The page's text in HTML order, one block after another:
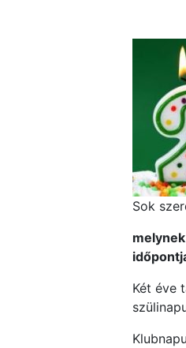
Sok
Két éve